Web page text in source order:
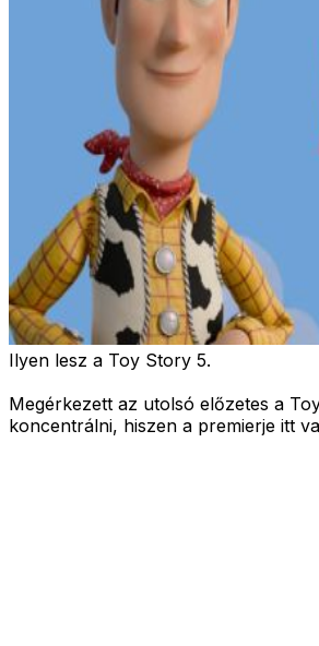
Ilyen lesz a Toy Story 5.
Megérkezett az utolsó előzetes a
koncentrálni, hiszen a premierje itt